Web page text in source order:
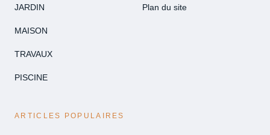
JARDIN
MAISON
TRAVAUX
PISCINE
Plan du site
ARTICLES POPULAIRES